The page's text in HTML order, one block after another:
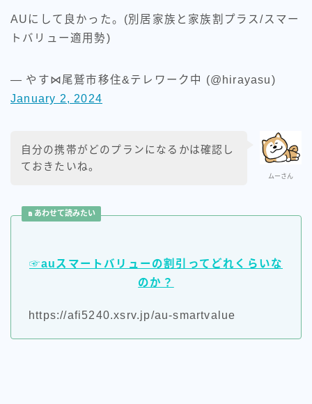
AUにして良かった。(別居家族と家族割プラス/スマー
トバリュー適用勢)
— やす⋈尾鷲市移住&テレワーク中 (@hirayasu)
January 2, 2024
ムーさん
自分の携帯がどのプランになるかは確認し
ておきたいね。
あわせて読みたい
☞auスマートバリューの割引ってどれくらいな
のか？
https://afi5240.xsrv.jp/au-smartvalue